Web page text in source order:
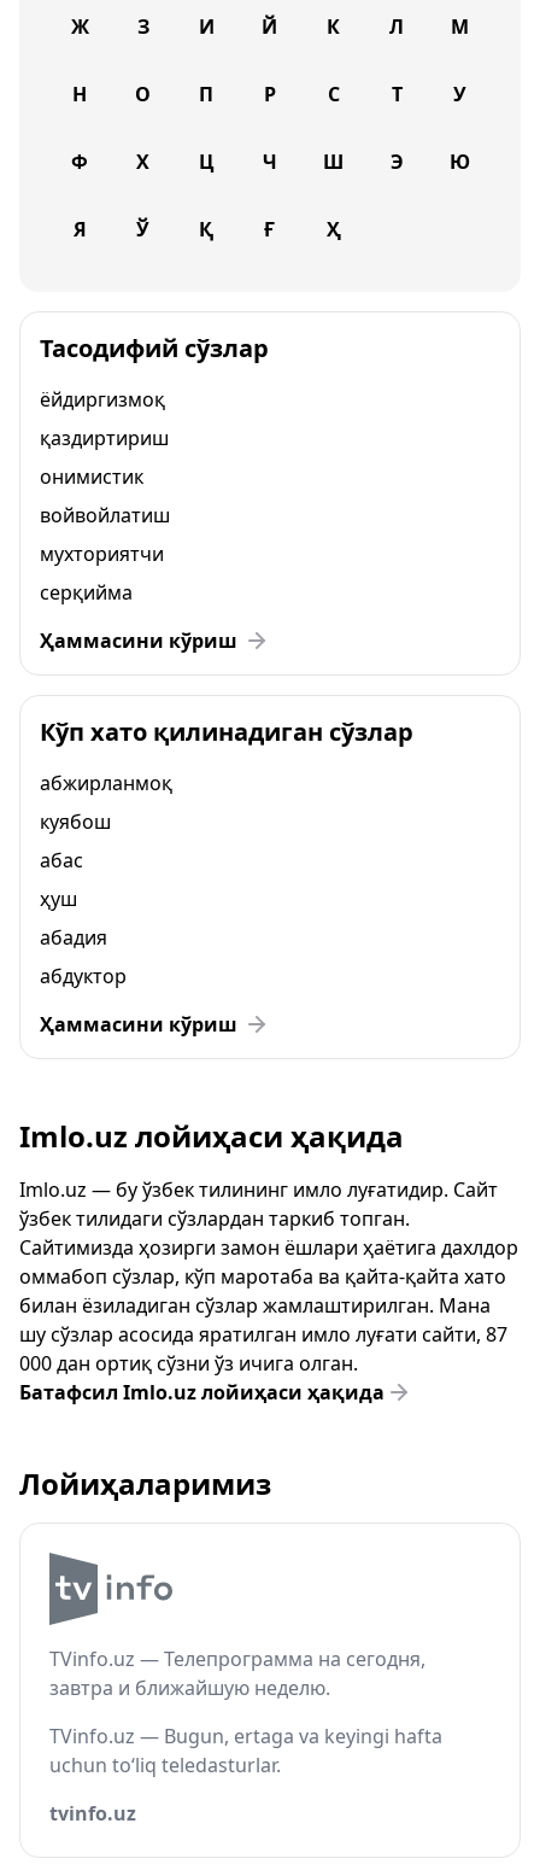
Ж З И Й К Л М
Н О П Р С Т У
Ф Х Ц Ч Ш Э Ю
Я Ў Қ Ғ Ҳ
Тасодифий сўзлар
ёйдиргизмоқ
қаздиртириш
онимистик
войвойлатиш
мухториятчи
серқийма
Ҳаммасини кўриш
Кўп хато қилинадиган сўзлар
абжирланмоқ
куябош
абас
ҳуш
абадия
абдуктор
Ҳаммасини кўриш
Imlo.uz лойиҳаси ҳақида
Imlo.uz — бу ўзбек тилининг имло луғатидир. Сайт
ўзбек тилидаги сўзлардан таркиб топган.
Сайтимизда ҳозирги замон ёшлари ҳаётига дахлдор
оммабоп сўзлар, кўп маротаба ва қайта-қайта хато
билан ёзиладиган сўзлар жамлаштирилган. Мана
шу сўзлар асосида яратилган имло луғати сайти, 87
000 дан ортиқ сўзни ўз ичига олган.
Батафсил Imlo.uz лойиҳаси ҳақида
Лойиҳаларимиз
TVinfo.uz — Телепрограмма на сегодня,
завтра и ближайшую неделю.
TVinfo.uz — Bugun, ertaga va keyingi hafta
uchun to‘liq teledasturlar.
tvinfo.uz